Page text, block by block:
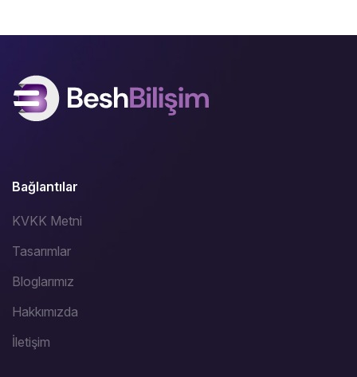
Bağlantılar
KVKK Metni
Tasarımlar
Bloglarımız
Hakkımızda
İletişim